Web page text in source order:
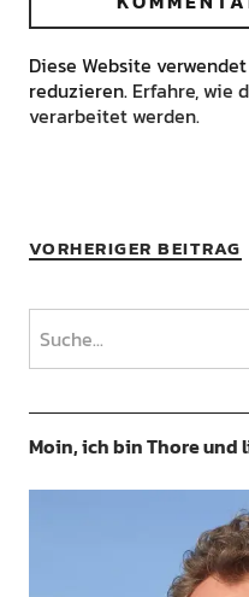
Diese Website
reduzieren. Erfahre, wie
verarbeitet werden.
VORHERIGER BEITRAG
Moin, ich bin Thore